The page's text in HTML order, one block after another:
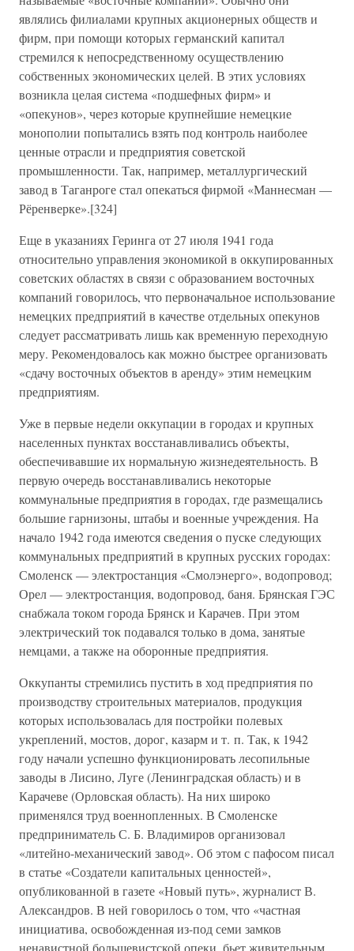
являлись филиалами крупных акционерных обществ и
фирм, при помощи которых германский капитал
стремился к непосредственному осуществлению
собственных экономических целей. В этих условиях
возникла целая система «подшефных фирм» и
«опекунов», через которые крупнейшие немецкие
монополии попытались взять под контроль наиболее
ценные отрасли и предприятия советской
промышленности. Так, например, металлургический
завод в Таганроге стал опекаться фирмой «Маннесман —
Рёренверке».[324]
Еще в указаниях Геринга от 27 июля 1941 года
относительно управления экономикой в оккупированных
советских областях в связи с образованием восточных
компаний говорилось, что первоначальное использование
немецких предприятий в качестве отдельных опекунов
следует рассматривать лишь как временную переходную
меру. Рекомендовалось как можно быстрее организовать
«сдачу восточных объектов в аренду» этим немецким
предприятиям.
Уже в первые недели оккупации в городах и крупных
населенных пунктах восстанавливались объекты,
обеспечивавшие их нормальную жизнедеятельность. В
первую очередь восстанавливались некоторые
коммунальные предприятия в городах, где размещались
большие гарнизоны, штабы и военные учреждения. На
начало 1942 года имеются сведения о пуске следующих
коммунальных предприятий в крупных русских городах:
Смоленск — электростанция «Смолэнерго», водопровод;
Орел — электростанция, водопровод, баня. Брянская ГЭС
снабжала током города Брянск и Карачев. При этом
электрический ток подавался только в дома, занятые
немцами, а также на оборонные предприятия.
Оккупанты стремились пустить в ход предприятия по
производству строительных материалов, продукция
которых использовалась для постройки полевых
укреплений, мостов, дорог, казарм и т. п. Так, к 1942
году начали успешно функционировать лесопильные
заводы в Лисино, Луге (Ленинградская область) и в
Карачеве (Орловская область). На них широко
применялся труд военнопленных. В Смоленске
предприниматель С. Б. Владимиров организовал
«литейно-механический завод». Об этом с пафосом писал
в статье «Создатели капитальных ценностей»,
опубликованной в газете «Новый путь», журналист В.
Александров. В ней говорилось о том, что «частная
инициатива, освобожденная из-под семи замков
ненавистной большевистской опеки, бьет живительным